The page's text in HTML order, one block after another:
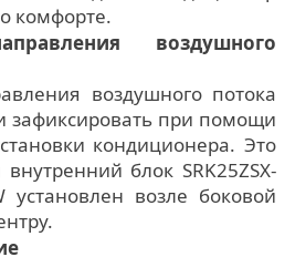
комфорте.
воздушного
воздушного потока
зафиксировать при помощи
кондиционера. Это
блок SRK25ZSX-
установлен возле боковой